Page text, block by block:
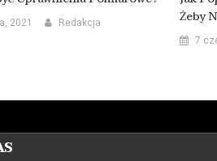
2021 Redakcja
Żeby
7